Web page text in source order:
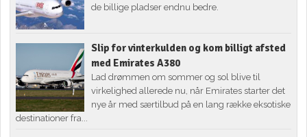
de billige pladser endnu bedre.
Slip for vinterkulden og kom billigt afsted
med Emirates A380
Lad drømmen om sommer og sol blive til
virkelighed allerede nu, når Emirates starter det
nye år med særtilbud på en lang række eksotiske
destinationer fra...